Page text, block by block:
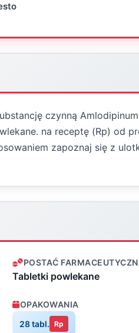
czynną
na receptę (Rp) od
zapoznaj się z
POSTAĆ
Tabletki powlekane
OPAKOWANIA
28 tabl. Rp